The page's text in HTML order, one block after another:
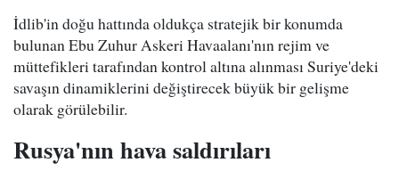
İdlib'in doğu hattında oldukça stratejik bir konumda
bulunan Ebu Zuhur Askeri Havaalanı'nın rejim ve
müttefikleri tarafından kontrol altına alınması Suriye'deki
savaşın dinamiklerini değiştirecek büyük bir gelişme
olarak görülebilir.
Rusya'nın hava saldırıları